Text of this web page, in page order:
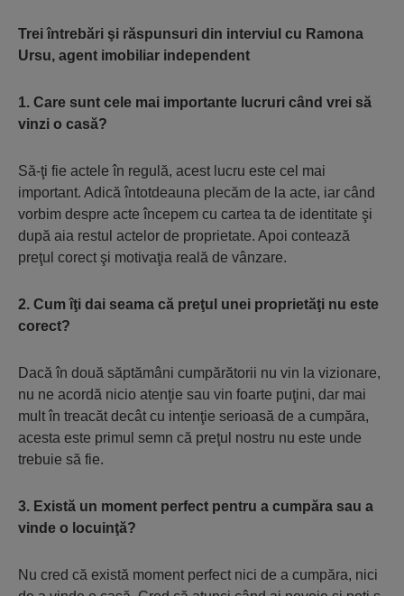
Trei întrebări şi răspunsuri din interviul cu Ramona
Ursu, agent imobiliar independent
1. Care sunt cele mai importante lucruri când vrei să
vinzi o casă?
Să-ţi fie actele în regulă, acest lucru este cel mai
important. Adică întotdeauna plecăm de la acte, iar când
vorbim despre acte începem cu cartea ta de identitate şi
după aia restul actelor de proprietate. Apoi contează
preţul corect şi motivaţia reală de vânzare.
2. Cum îţi dai seama că preţul unei proprietăţi nu este
corect?
Dacă în două săptămâni cumpărătorii nu vin la vizionare,
nu ne acordă nicio atenţie sau vin foarte puţini, dar mai
mult în treacăt decât cu intenţie serioasă de a cumpăra,
acesta este primul semn că preţul nostru nu este unde
trebuie să fie.
3. Există un moment perfect pentru a cumpăra sau a
vinde o locuinţă?
Nu cred că există moment perfect nici de a cumpăra, nici